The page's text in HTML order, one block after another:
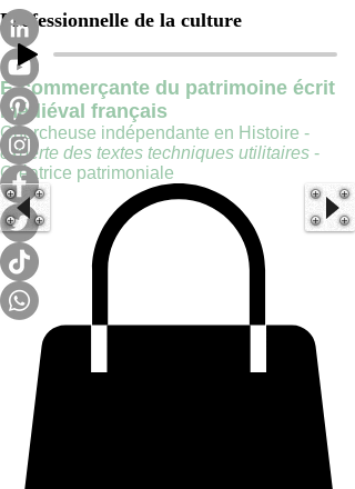
Professionnelle de la culture
E-commerçante du patrimoine écrit
médiéval français
Chercheuse indépendante en Histoire -
experte des textes techniques utilitaires -
Créatrice patrimoniale